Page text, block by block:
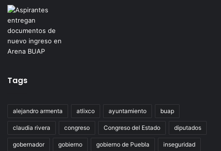
Tags
alejandro armenta atlixco ayuntamiento buap
claudia rivera congreso Congreso del Estado diputados
gobernador gobierno gobierno de Puebla inseguridad